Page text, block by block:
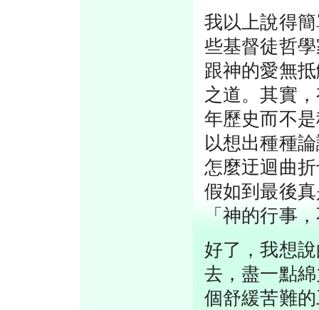
我以上說得
些基督徒哲
跟神的愛無
之道。其實
年歷史而不
以想出種種
怎麼迂迴曲
假如到最後
「神的行事
好了，我想
去，盡一點
個舒緩苦難